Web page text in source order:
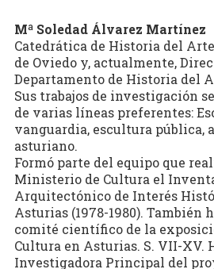
Mª Soledad Álvarez Martínez
Catedrática de Historia del
de Oviedo y, actualmente,
Departamento de Historia del
Sus trabajos de investigación
de varias líneas preferentes:
vanguardia, escultura pública,
asturiano.
Formó parte del equipo que
Ministerio de Cultura el
Arquitectónico de Interés
Asturias (1978-1980). También
comité científico de la
Cultura en Asturias. S. VII-XV.
Investigadora Principal del